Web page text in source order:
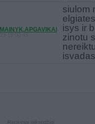
MAINYK.APGAVIKAI
siulom
isys ir
zinotu
isvadas